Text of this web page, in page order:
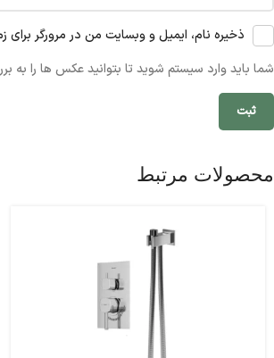
ذخیره نام، ایمیل و وبسایت من در مرورگر
شما باید وارد سیستم شوید تا بتوانید عکس ها را به
محصولات مرتبط